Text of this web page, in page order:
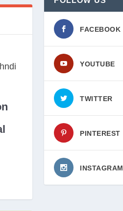
FACEBOOK
YOUTUBE
TWITTER
PINTEREST
INSTAGRAM